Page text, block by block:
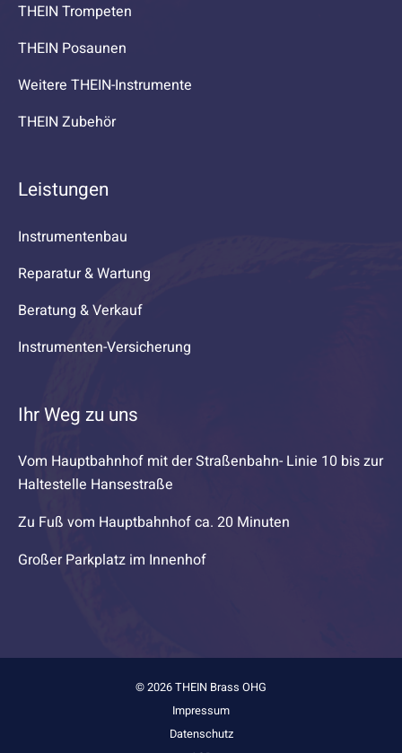
THEIN Trompeten
THEIN Posaunen
Weitere THEIN-Instrumente
THEIN Zubehör
Leistungen
Instrumentenbau
Reparatur & Wartung
Beratung & Verkauf
Instrumenten-Versicherung
Ihr Weg zu uns
Vom Hauptbahnhof mit der Straßenbahn- Linie 10 bis zur
Haltestelle Hansestraße
Zu Fuß vom Hauptbahnhof ca. 20 Minuten
Großer Parkplatz im Innenhof
© 2026 THEIN Brass OHG
Impressum
Datenschutz